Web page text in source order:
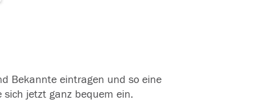
Bekannte eintragen und so eine
jetzt ganz bequem ein.